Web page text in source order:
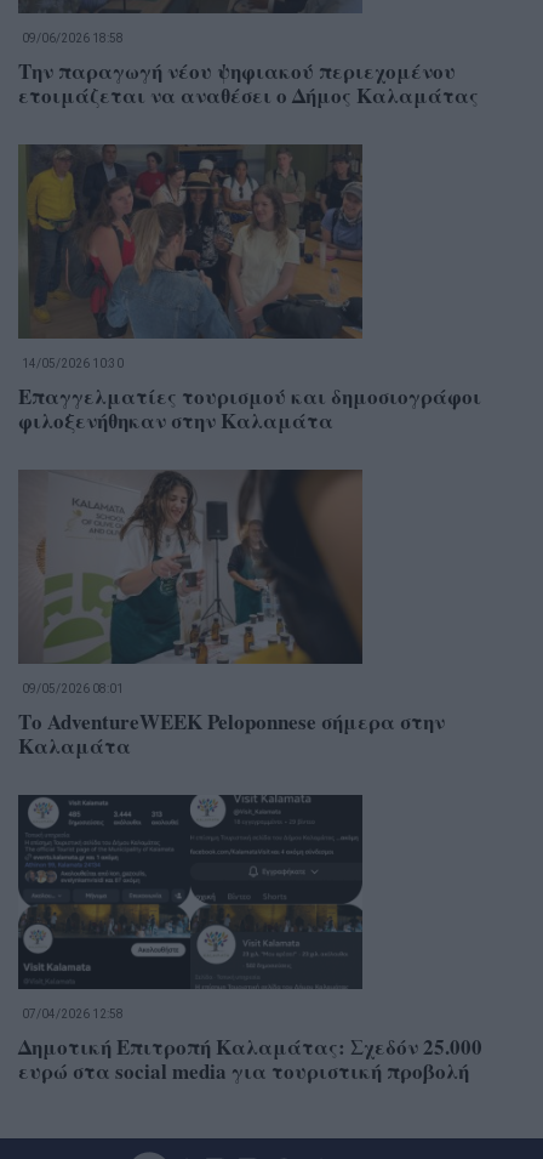
09/06/2026 18:58
Την παραγωγή νέου ψηφιακού περιεχομένου
ετοιμάζεται να αναθέσει ο Δήμος Καλαμάτας
14/05/2026 10:30
Επαγγελματίες τουρισμού και δημοσιογράφοι
φιλοξενήθηκαν στην Καλαμάτα
09/05/2026 08:01
Το AdventureWEEK Peloponnese σήμερα στην
Καλαμάτα
07/04/2026 12:58
Δημοτική Επιτροπή Καλαμάτας: Σχεδόν 25.000
ευρώ στα social media για τουριστική προβολή